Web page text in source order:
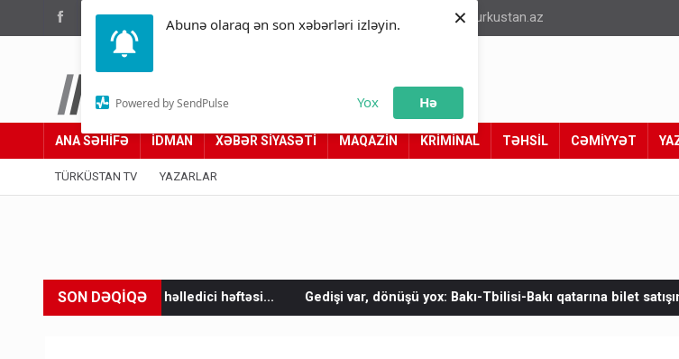
Abunə olaraq ən son xəbərləri izləyin.
Powered by SendPulse Yox Hə
×
(012) 449 94 05 info@turkustan.az
Türküstan.az
Adımız yolumuzdur
ANA SƏHİFƏ İDMAN XƏBƏR SİYASƏTİ MAQAZİN KRİMİNAL TƏHSİL CƏMİYYƏT
TÜRKÜSTAN TV YAZARLAR
SON DƏQİQƏ
həlledici həftəsi... Gedişi var, dönüşü yox: Bakı-Tbilisi-Bakı qatarına bilet satışından böyük narazılıq